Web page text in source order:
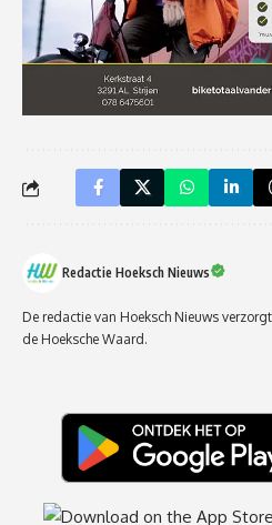
Redactie Hoeksch Nieuws
De redactie van Hoeksch Nieuws
de Hoeksche Waard.